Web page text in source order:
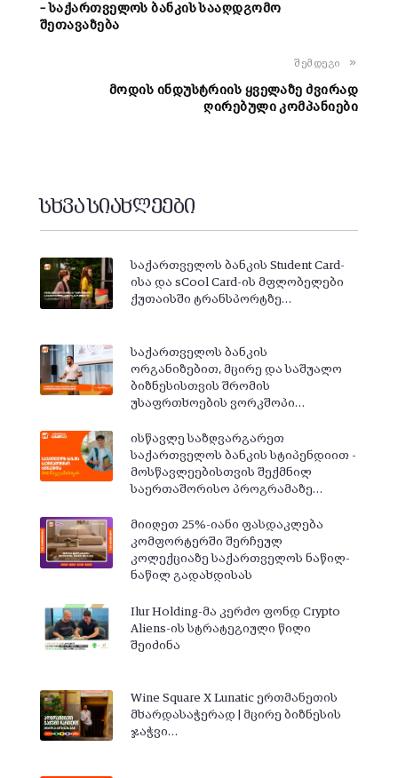
– საქართველოს ბანკის სააღდგომო
შეთავაზება
შემდეგი
მოდის ინდუსტრიის ყველაზე ძვირად
ღირებული კომპანიები
სხვა სიახლეები
საქართველოს ბანკის Student Card-
ისა და sCool Card-ის მფლობელები
ქუთაისში ტრანსპორტზე…
საქართველოს ბანკის
ორგანიზებით, მცირე და საშუალო
ბიზნესისთვის შრომის
უსაფრთხოების ვორკშოპი…
ისწავლე საზღვარგარეთ
საქართველოს ბანკის სტიპენდიით -
მოსწავლეებისთვის შექმნილ
საერთაშორისო პროგრამაზე…
მიიღეთ 25%-იანი ფასდაკლება
კომფორტერში შერჩეულ
კოლექციაზე საქართველოს ნაწილ-
ნაწილ გადახდისას
Ilur Holding-მა კერძო ფონდ Crypto
Aliens-ის სტრატეგიული წილი
შეიძინა
Wine Square X Lunatic ერთმანეთის
მხარდასაჭერად | მცირე ბიზნესის
ჯაჭვი…